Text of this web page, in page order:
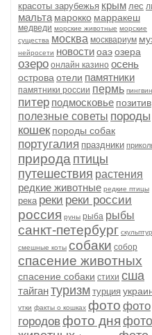
красоты зарубежья крым лес
мальта марокко марракеш
медведи морские животные морские
существа москва москвариум
нейросети новостиоаэозера
озеро онлайн казино осень
острова отели памятники
памятники россии пермь
питер подмосковье позитив
полезные советы породы
кошек породы собак
португалия праздники
природа птицы
путешествия растения
редкие животные редкие птицы
река реки реки россии
россия руны рыба рыбы
санкт-петербург
смешные коты собаки собор
спасение животных
спасение собаки стихи сша
тайгантуризм турция
утки факты о кошках фото фото
городовфото дня фото